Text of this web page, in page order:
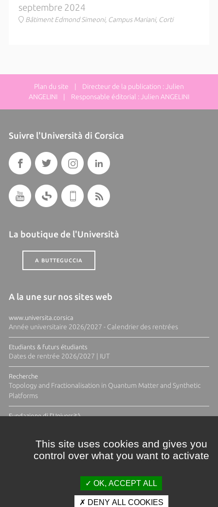
septembre 2024
Bâtiment Edmond Simeoni, Campus Mariani, Corti
Plan du site | Directeur de la publication : Julien
ANGELINI | Responsable éditorial : Julien ANGELINI
Suivre l'Università di Corsica
La boutique de l'Università
A BUTTEGUCCIA
A la une sur nos sites web
www.universita.corsica
Année universitaire 2026/2027 - Calendrier des rentrées
Etudiants & futurs étudiants
Dates de rentrée 2026/2027 | IUT
Recherche
Topology and Fractionalisation in Quantum Matter and Synthetic
Platforms
Fundazione di l'Università
This site uses cookies and gives you
control over what you want to activate
OK, ACCEPT ALL
DENY ALL COOKIES